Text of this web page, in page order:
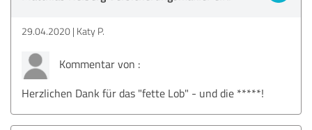
29.04.2020 Katy P.
Kommentar von :
Herzlichen Dank für das "fette Lob" - und die *****!